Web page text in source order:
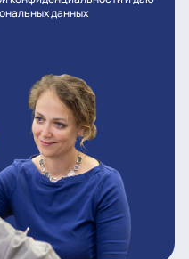
данных